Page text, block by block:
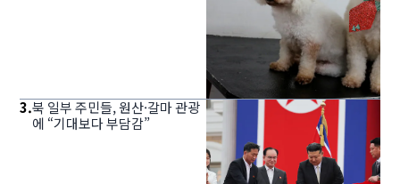
3.북 일부 주민들, 원산·갈마 관광
에 “기대보다 부담감”